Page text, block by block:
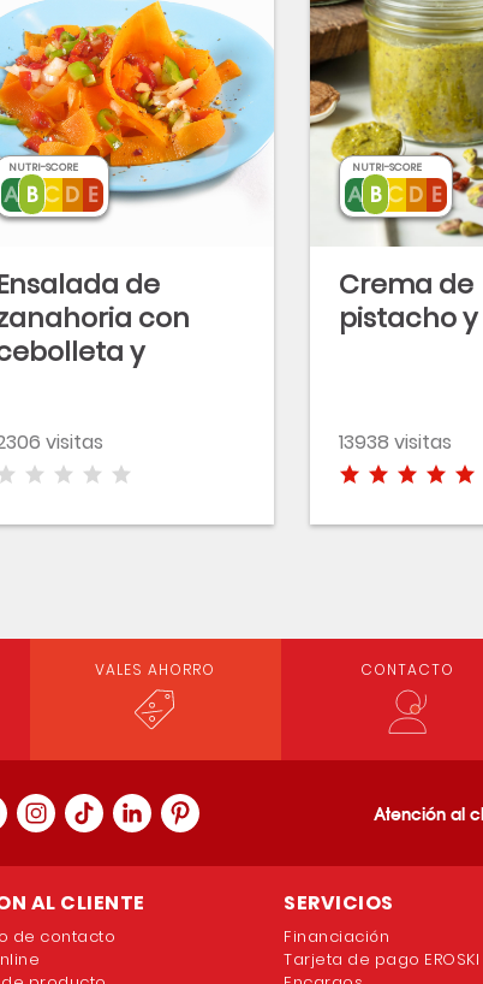
de
con
y
visitas
NUTRI-SCORE
Crema de
pistacho
13938 visitas
NUTRI-SCORE
VALES AHORRO CONTACTO
Atención al
AL CLIENTE
de contacto
SERVICIOS
Financiación
Tarjeta de pago